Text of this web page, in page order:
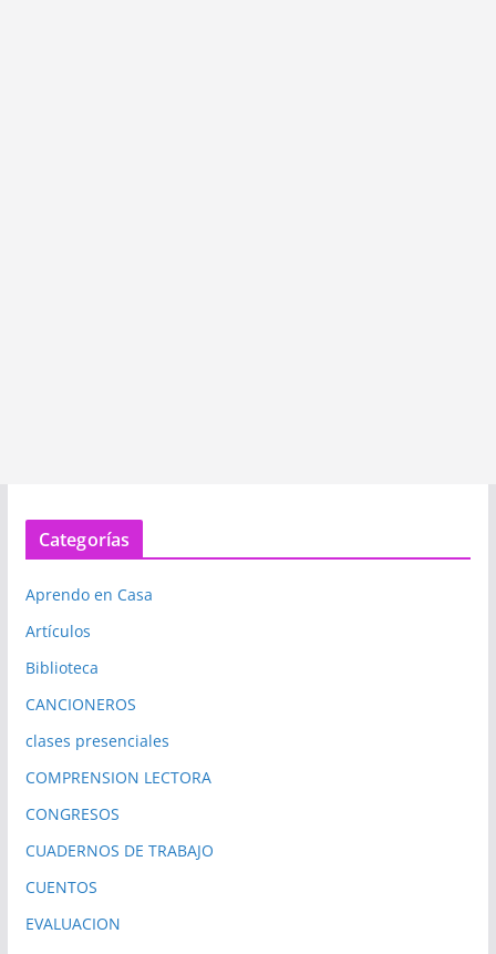
Categorías
Aprendo en Casa
Artículos
Biblioteca
CANCIONEROS
clases presenciales
COMPRENSION LECTORA
CONGRESOS
CUADERNOS DE TRABAJO
CUENTOS
EVALUACION